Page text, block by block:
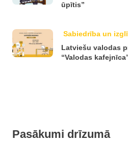
ūpītis”
Sabiedrība un
Latviešu valodas
“Valodas
Pasākumi drīzumā